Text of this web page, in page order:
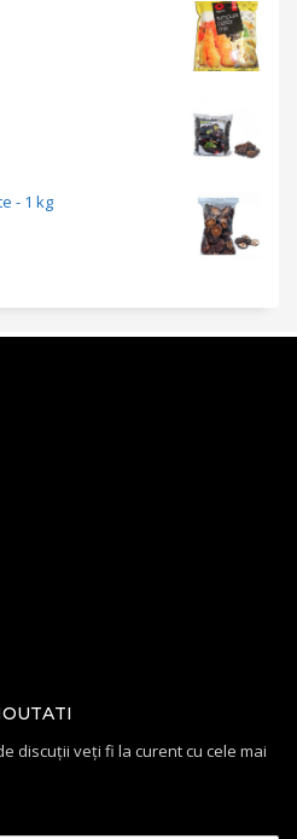
- 1 kg
discuții veți fi la curent cu cele mai